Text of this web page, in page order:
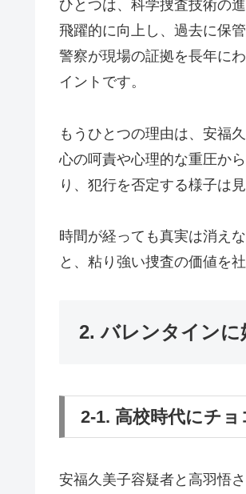
ひとつは、科学捜査技術の
飛躍的に向上し、過去に保
警察が現場の証拠を長年に
イントです。
もうひとつの理由は、安福
心の呵責や心理的な重圧か
り、犯行を否定する様子は
時間が経っても真実は消え
と、粘り強い捜査の価値を
2. バレンタインに
2-1. 高校時代にチ
安福久美子容疑者と高羽悟